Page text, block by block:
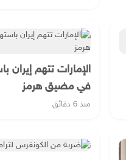
الإمارات تتهم
في مضيق هرمز
منذ 6 دقائق